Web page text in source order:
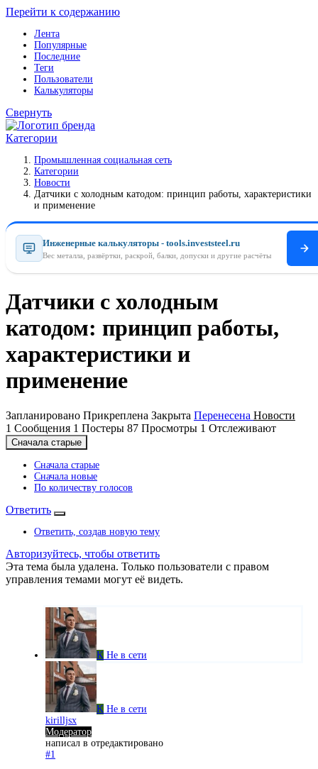
Перейти к содержанию
Лента
Популярные
Последние
Теги
Пользователи
Калькуляторы
Свернуть
Категории
Промышленная социальная сеть
Категории
Новости
Датчики с холодным катодом: принцип работы, характеристики
и применение
Инженерные калькуляторы - tools.investsteel.ru
Вес металла, развёртки, раскрой, балки, допуски и другие расчёты
Датчики с холодным
катодом: принцип работы,
характеристики и
применение
Запланировано Прикреплена Закрыта Перенесена Новости
1 Сообщения 1 Постеры 87 Просмотры 1 Отслеживают
Сначала старые
Сначала старые
Сначала новые
По количеству голосов
Ответить
Ответить, создав новую тему
Авторизуйтесь, чтобы ответить
Эта тема была удалена. Только пользователи с правом
управления темами могут её видеть.
K Не в сети
K Не в сети
kirilljsx
Модератор
написал в отредактировано
#1